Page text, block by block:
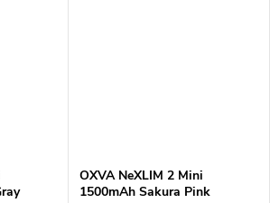
OXVA NeXLIM 2 Mini
1500mAh Sakura Pink